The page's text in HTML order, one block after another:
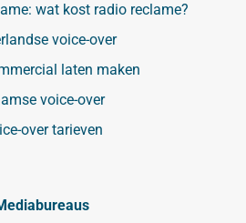
wat kost radio reclame?
voice-over
laten maken
voice-over
over tarieven